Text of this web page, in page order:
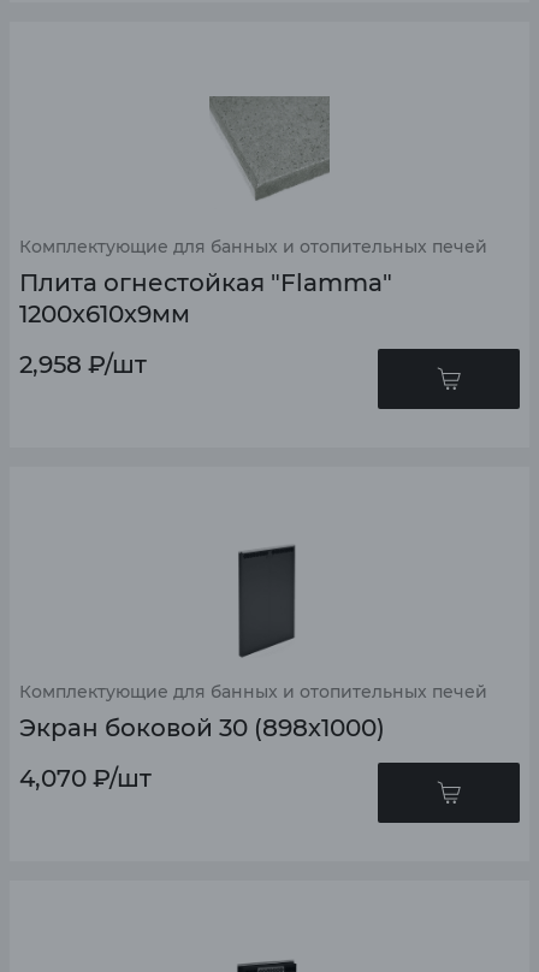
Комплектующие для банных и отопительных печей
Плита огнестойкая "Flamma"
1200х610х9мм
2,958 ₽/шт
Комплектующие для банных и отопительных печей
Экран боковой 30 (898х1000)
4,070 ₽/шт